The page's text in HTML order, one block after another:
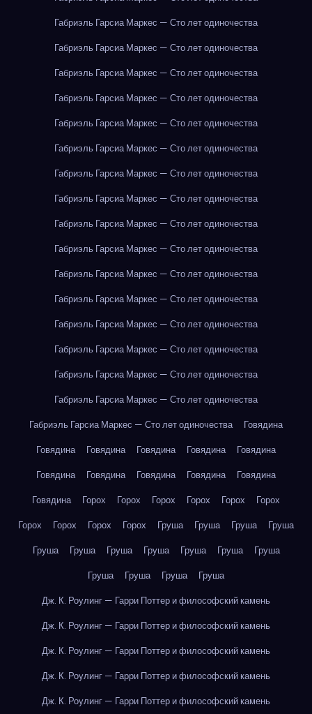
Габриэль Гарсиа Маркес — Сто лет одиночества
Габриэль Гарсиа Маркес — Сто лет одиночества
Габриэль Гарсиа Маркес — Сто лет одиночества
Габриэль Гарсиа Маркес — Сто лет одиночества
Габриэль Гарсиа Маркес — Сто лет одиночества
Габриэль Гарсиа Маркес — Сто лет одиночества
Габриэль Гарсиа Маркес — Сто лет одиночества
Габриэль Гарсиа Маркес — Сто лет одиночества
Габриэль Гарсиа Маркес — Сто лет одиночества
Габриэль Гарсиа Маркес — Сто лет одиночества
Габриэль Гарсиа Маркес — Сто лет одиночества
Габриэль Гарсиа Маркес — Сто лет одиночества
Габриэль Гарсиа Маркес — Сто лет одиночества
Габриэль Гарсиа Маркес — Сто лет одиночества
Габриэль Гарсиа Маркес — Сто лет одиночества
Габриэль Гарсиа Маркес — Сто лет одиночества
Габриэль Гарсиа Маркес — Сто лет одиночества
Говядина
Говядина
Говядина Говядина Говядина
Говядина
Говядина
Говядина Говядина Говядина
Говядина
Говядина
Горох Горох Горох Горох Горох
Горох
Горох
Горох Горох Горох Груша Груша Груша
Груша
Груша
Груша Груша Груша Груша Груша
Груша
Груша
Груша Груша
Груша
Дж. К. Роулинг — Гарри Поттер и философский камень
Дж. К. Роулинг — Гарри Поттер и философский камень
Дж. К. Роулинг — Гарри Поттер и философский камень
Дж. К. Роулинг — Гарри Поттер и философский камень
Дж. К. Роулинг — Гарри Поттер и философский камень